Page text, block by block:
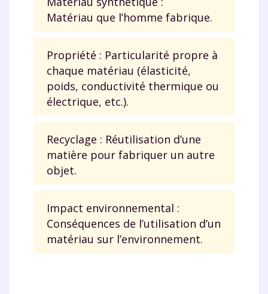
Matériau que l’homme fabrique.
Propriété : Particularité propre à
chaque matériau (élasticité,
poids, conductivité thermique ou
électrique, etc.).
Recyclage : Réutilisation d’une
matière pour fabriquer un autre
objet.
Impact environnemental :
Conséquences de l’utilisation d’un
matériau sur l’environnement.